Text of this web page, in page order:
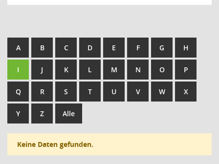
A B C D E F G H
I J K L M N O P
Q R S T U V W X
Y Z Alle
Keine Daten gefunden.